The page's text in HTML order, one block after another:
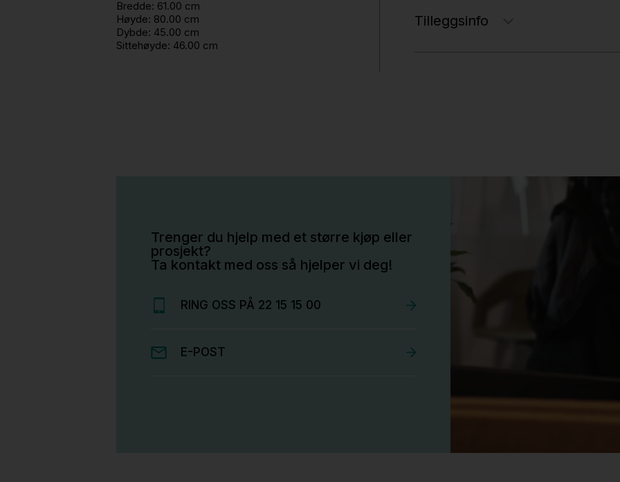
Bredde: 61.00 cm
Høyde: 80.00 cm
Dybde: 45.00 cm
Sittehøyde: 46.00 cm
Tilleggsinfo
Trenger du hjelp med et større kjøp eller
prosjekt?
Ta kontakt med oss så hjelper vi deg!
RING OSS PÅ 22 15 15 00
E-POST